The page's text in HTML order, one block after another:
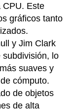
CPU. Este
gráficos tanto
y Jim Clark
subdivisión, lo
suaves y
cómputo.
de objetos
de alta